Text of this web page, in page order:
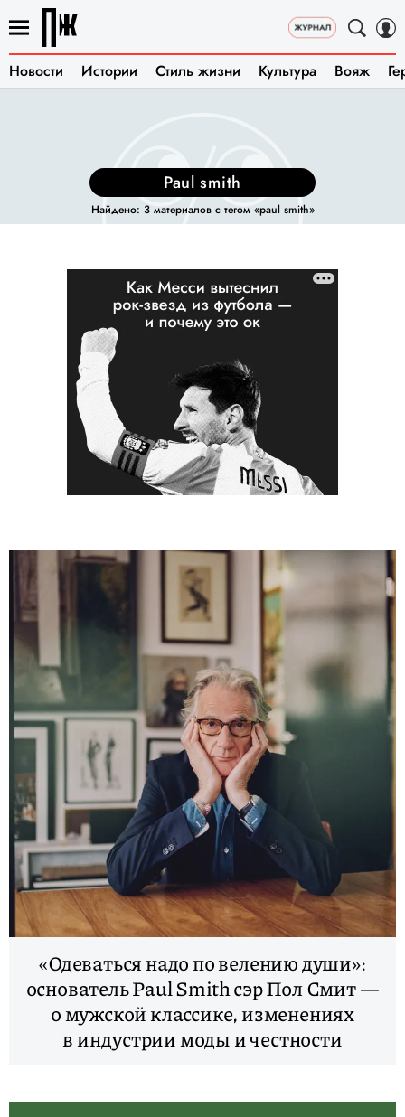
Новости Истории Стиль жизни Культура Вояж
paul smith
Найдено: 3 материалов с тегом «paul smith»
«Одеваться надо по велению души»:
основатель Paul Smith сэр Пол Смит —
о мужской классике, изменениях
в индустрии моды и честности